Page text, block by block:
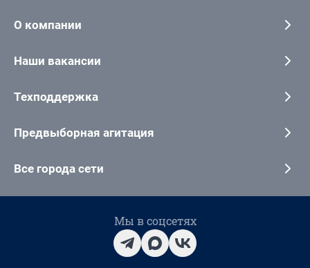
О компании
Наши вакансии
Техподдержка
Предвыборная агитация
Все города сети
Мы в соцсетях